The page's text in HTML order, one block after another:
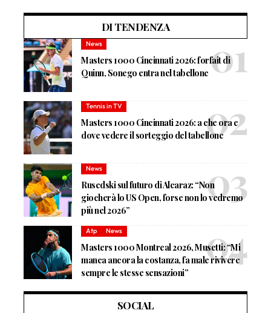
DI TENDENZA
News
Masters 1000 Cincinnati 2026: forfait di
Quinn, Sonego entra nel tabellone
Tennis in TV
Masters 1000 Cincinnati 2026: a che ora e
dove vedere il sorteggio del tabellone
News
Rusedski sul futuro di Alcaraz: “Non
giocherà lo US Open, forse non lo vedremo
più nel 2026”
Atp News
Masters 1000 Montreal 2026, Musetti: “Mi
manca ancora la costanza, fa male rivivere
sempre le stesse sensazioni”
SOCIAL